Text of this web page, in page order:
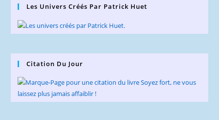
Les Univers Créés Par Patrick Huet
Citation Du Jour